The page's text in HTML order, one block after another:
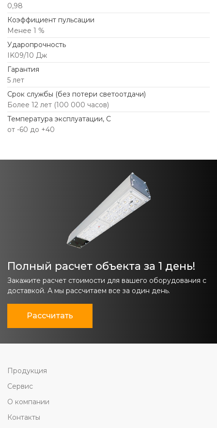
0,98
Коэффициент пульсации
Менее 1 %
Ударопрочность
IK09/10 Дж
Гарантия
5 лет
Срок службы (без потери светоотдачи)
Более 12 лет (100 000 часов)
Температура эксплуатации, С
от -60 до +40
Полный расчет объекта за 1 день!
Закажите расчет стоимости для вашего оборудования с
доставкой. А мы рассчитаем все за один день.
Рассчитать
Продукция
Сервис
О компании
Контакты